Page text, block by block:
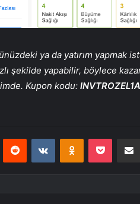
ya da yatırım yapmak
şekilde yapabilir, böylece
Kupon kodu: INVTROZEL1A
Reddit VKontakteOdnoklassniki
Pocket